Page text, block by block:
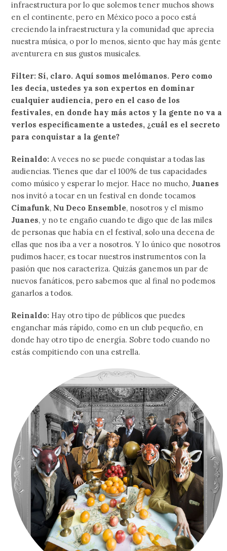
infraestructura por lo que solemos tener muchos shows
en el continente, pero en México poco a poco está
creciendo la infraestructura y la comunidad que aprecia
nuestra música, o por lo menos, siento que hay más gente
aventurera en sus gustos musicales.
Filter: Sí, claro. Aquí somos melómanos. Pero como
les decía, ustedes ya son expertos en dominar
cualquier audiencia, pero en el caso de los
festivales, en donde hay más actos y la gente no va a
verlos específicamente a ustedes, ¿cuál es el secreto
para conquistar a la gente?
Reinaldo:A veces no se puede conquistar a todas las
audiencias. Tienes que dar el 100% de tus capacidades
como músico y esperar lo mejor. Hace no mucho, Juanes
nos invitó a tocar en un festival en donde tocamos
Cimafunk, Nu Deco Ensemble, nosotros y el mismo
Juanes, y no te engaño cuando te digo que de las miles
de personas que había en el festival, solo una decena de
ellas que nos iba a ver a nosotros. Y lo único que nosotros
pudimos hacer, es tocar nuestros instrumentos con la
pasión que nos caracteriza. Quizás ganemos un par de
nuevos fanáticos, pero sabemos que al final no podemos
ganarlos a todos.
Reinaldo: Hay otro tipo de públicos que puedes
enganchar más rápido, como en un club pequeño, en
donde hay otro tipo de energía. Sobre todo cuando no
estás compitiendo con una estrella.